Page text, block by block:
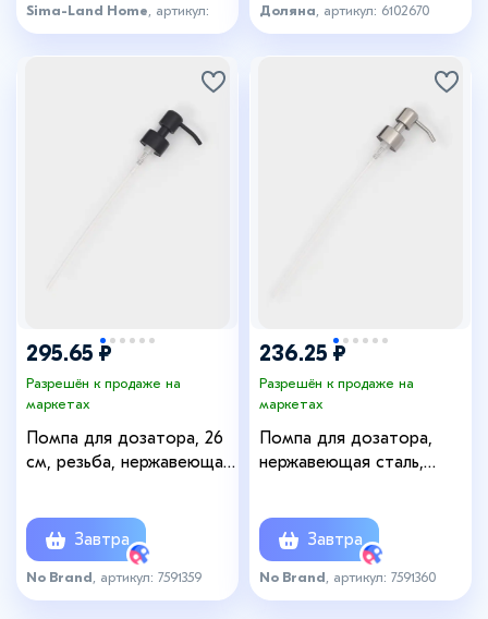
Sima-Land Home , артикул:
6047134
Доляна , артикул: 6102670
295.65 ₽
Разрешён к продаже на
маркетах
Помпа для дозатора, 26
см, резьба, нержавеющая
Завтра
No Brand , артикул: 7591359
236.25 ₽
Разрешён к продаже на
маркетах
Помпа для дозатора,
нержавеющая сталь,
серебристая
Завтра
No Brand , артикул: 7591360